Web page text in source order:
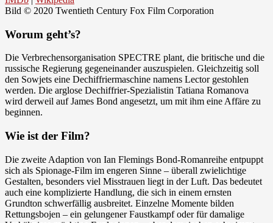
Bild © 2020 Twentieth Century Fox Film Corporation
Worum geht’s?
Die Verbrechensorganisation SPECTRE plant, die britische und die
russische Regierung gegeneinander auszuspielen. Gleichzeitig soll
den Sowjets eine Dechiffriermaschine namens Lector gestohlen
werden. Die arglose Dechiffrier-Spezialistin Tatiana Romanova
wird derweil auf James Bond angesetzt, um mit ihm eine Affäre zu
beginnen.
Wie ist der Film?
Die zweite Adaption von Ian Flemings Bond-Romanreihe entpuppt
sich als Spionage-Film im engeren Sinne – überall zwielichtige
Gestalten, besonders viel Misstrauen liegt in der Luft. Das bedeutet
auch eine komplizierte Handlung, die sich in einem ernsten
Grundton schwerfällig ausbreitet. Einzelne Momente bilden
Rettungsbojen – ein gelungener Faustkampf oder für damalige